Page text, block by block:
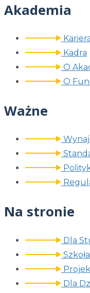
Akademia
Kadra
O
O
Ważne
Na stronie
Dla
Dla